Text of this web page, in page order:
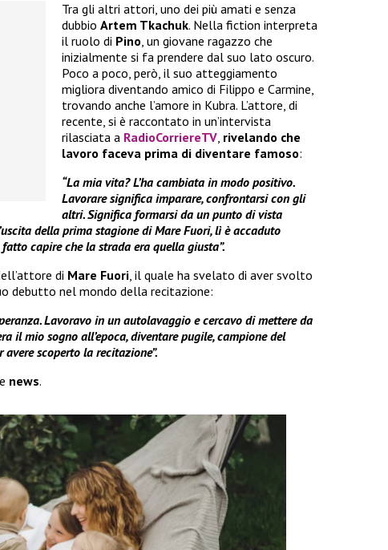
Tra gli altri attori, uno dei più amati e senza
dubbio Artem Tkachuk. Nella fiction interpreta
il ruolo di Pino, un giovane ragazzo che
inizialmente si fa prendere dal suo lato oscuro.
Poco a poco, però, il suo atteggiamento
migliora diventando amico di Filippo e Carmine,
trovando anche l’amore in Kubra. L’attore, di
recente, si è raccontato in un’intervista
rilasciata a RadioCorriereTV, rivelando che
lavoro faceva prima di diventare famoso:
“La mia vita? L’ha cambiata in modo positivo.
Lavorare significa imparare, confrontarsi con gli
altri. Significa formarsi da un punto di vista
della prima stagione di Mare Fuori, lì è accaduto
capire che la strada era quella giusta”.
di Mare Fuori, il quale ha svelato di aver svolto
debutto nel mondo della recitazione:
Lavoravo in un autolavaggio e cercavo di mettere da
il mio sogno all’epoca, diventare pugile, campione del
scoperto la recitazione”.
news.